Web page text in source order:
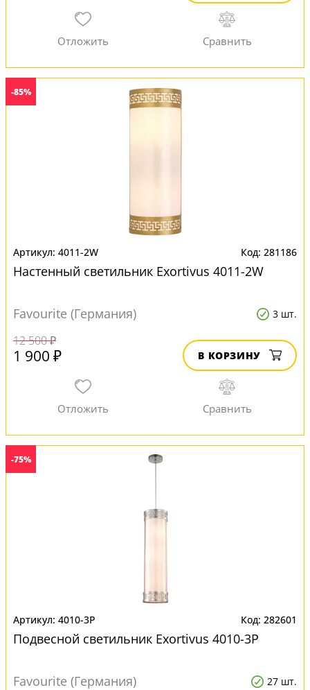
-85%
4011-2W 281186
Настенный светильник Exortivus 4011-2W
Favourite (Германия) 3 шт.
12 500 ₽
1 900 ₽ В КОРЗИНУ
-75%
4010-3P 282601
Подвесной светильник Exortivus 4010-3P
Favourite (Германия) 27 шт.